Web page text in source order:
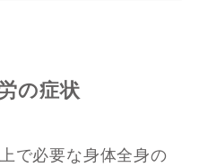
の症状
で必要な身体全身の